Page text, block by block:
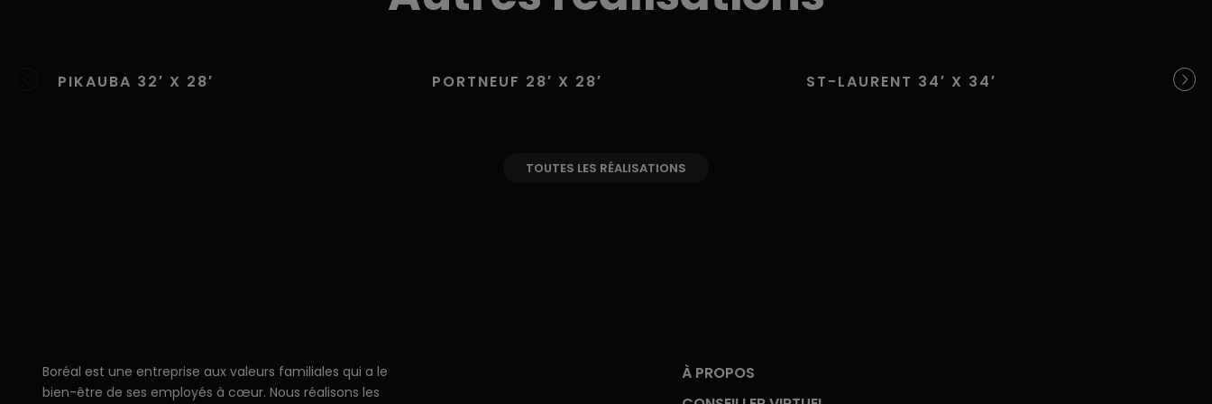
PIKAUBA 32′ X 28′ PORTNEUF 28′ X 28′ ST-LAURENT 34′ X 34′
TOUTES LES RÉALISATIONS
Boréal est une entreprise aux valeurs familiales qui a le
bien-être de ses employés à cœur. Nous réalisons les
À PROPOS